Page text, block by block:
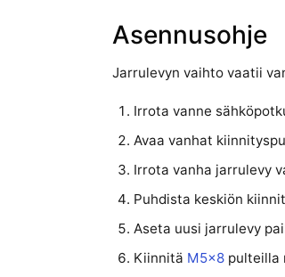
Asennusohje
Jarrulevyn vaihto vaatii
Irrota vanne
Avaa vanhat
Irrota vanha jarrulevy
Puhdista keskiön
Aseta uusi jarrulevy
Kiinnitä M5x8 pulteilla